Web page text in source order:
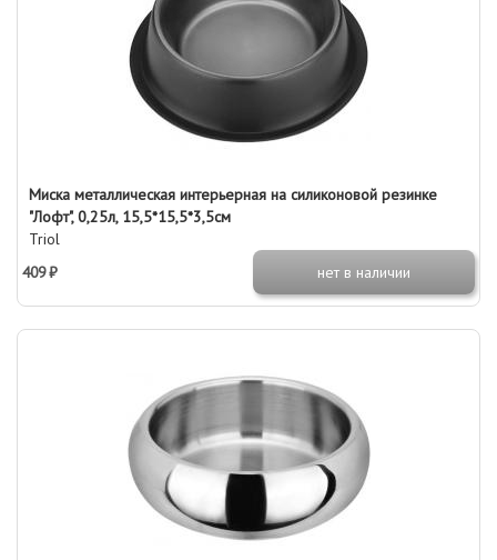
Миска металлическая интерьерная на силиконовой резинке
"Лофт", 0,25л, 15,5*15,5*3,5см
Triol
409 ₽
нет в наличии